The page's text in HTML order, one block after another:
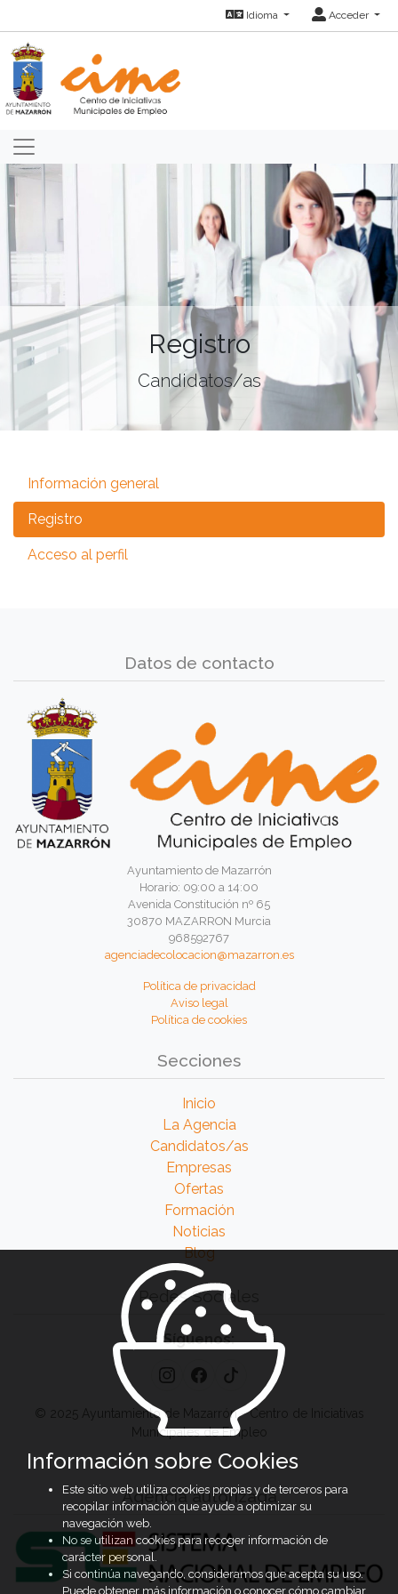
Idioma Acceder
Registro
Candidatos/as
Información general
Registro
Acceso al perfil
Datos de contacto
Ayuntamiento de Mazarrón
Horario: 09:00 a 14:00
Avenida Constitución nº 65
30870 MAZARRON Murcia
968592767
agenciadecolocacion@mazarron.es
Política de privacidad
Aviso legal
Política de cookies
Secciones
Inicio
La Agencia
Candidatos/as
Empresas
Ofertas
Formación
Noticias
Blog
Redes Sociales
Síguenos:
© 2025 Ayuntamiento de Mazarrón - Centro de Iniciativas
Municipales de Empleo
Agencia autorizada
Información sobre Cookies
Este sitio web utiliza cookies propias y de terceros para
recopilar información que ayude a optimizar su
navegación web.
No se utilizan cookies para recoger información de
carácter personal.
Si continúa navegando, consideramos que acepta su uso.
Puede obtener más información o conocer cómo cambiar